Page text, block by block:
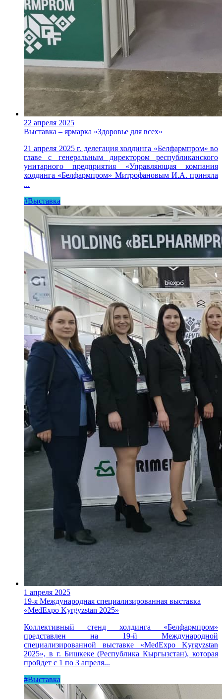
22 апреля 2025
Выставка – ярмарка «Здоровье для всех»
21 апреля 2025 г. делегация холдинга «Белфармпром» во
главе с генеральным директором республиканского
унитарного предприятия «Управляющая компания
холдинга «Белфармпром» Митрофановым И.А. приняла
...
#Выставка
1 апреля 2025
19-я Международная специализированная выставка
«MedExpo Kyrgyzstan 2025»
Коллективный стенд холдинга «Белфармпром»
представлен на 19-й Международной
специализированной выставке «MedExpo Kyrgyzstan
2025», в г. Бишкеке (Республика Кыргызстан), которая
пройдет с 1 по 3 апреля...
#Выставка